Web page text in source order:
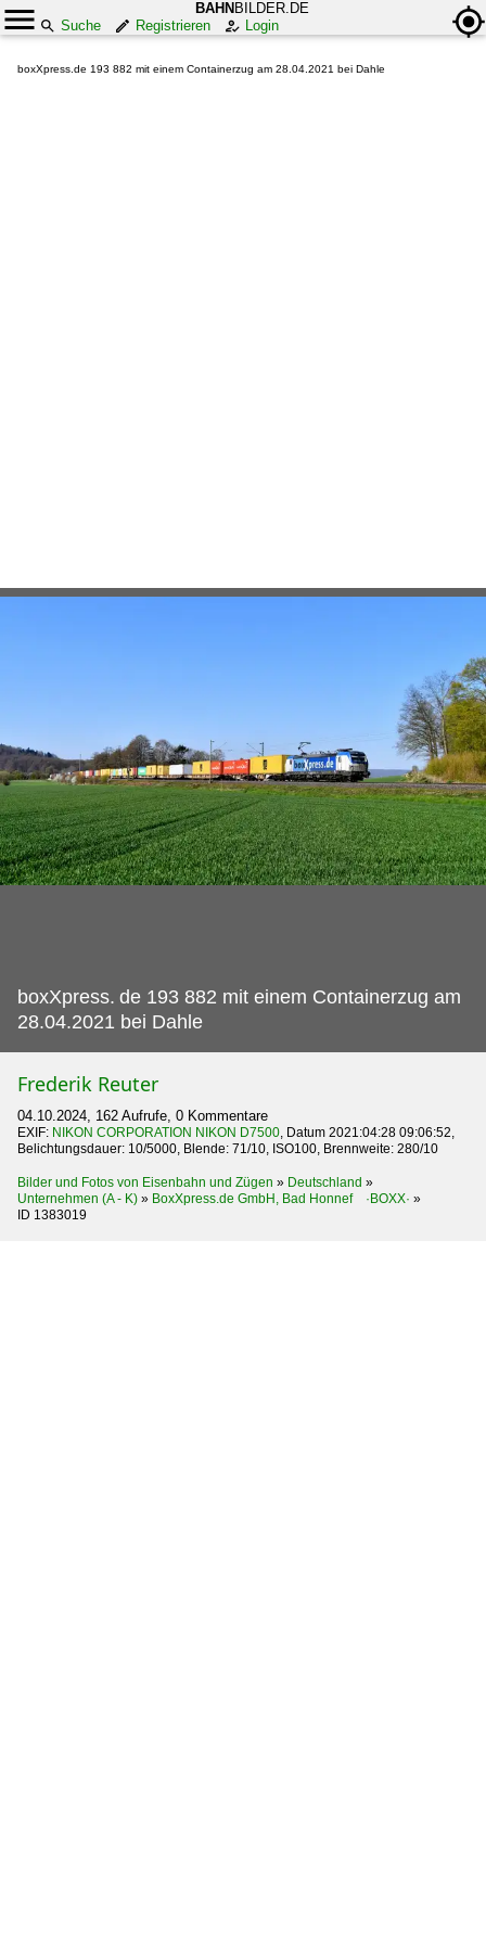
BAHN BILDER.DE
Suche
Registrieren Login
boxXpress.de 193 882 mit einem Containerzug am 28.04.2021 bei Dahle
boxXpress. de 193 882 mit einem Containerzug am
28.04.2021 bei Dahle
Frederik Reuter
04.10.2024, 162 Aufrufe, 0 Kommentare
EXIF: NIKON CORPORATION NIKON D7500, Datum 2021:04:28 09:06:52,
Belichtungsdauer: 10/5000, Blende: 71/10, ISO100, Brennweite: 280/10
Bilder und Fotos von Eisenbahn und Zügen » Deutschland »
Unternehmen (A - K) » BoxXpress.de GmbH, Bad Honnef ·BOXX· »
ID 1383019